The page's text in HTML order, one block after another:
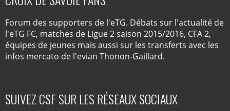
Forum des supporters de l'eTG. Débats sur l'actualité de
l'eTG FC, matches de Ligue 2 saison 2015/2016, CFA 2,
équipes de jeunes mais aussi sur les transferts avec les
infos mercato de l'evian Thonon-Gaillard.
SUIVEZ CSF SUR LES RÉSEAUX SOCIAUX